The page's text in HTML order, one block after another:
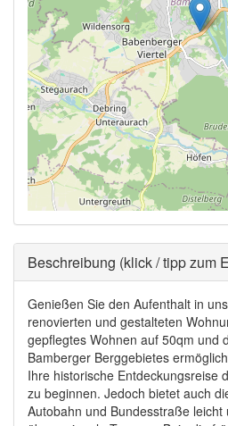
Ausblenden
Beschreibung (klick / tipp zum
Genießen Sie den Aufenthalt in
renovierten und gestalteten
gepflegtes Wohnen auf 50qm und
Bamberger Berggebietes
Ihre historische Entdeckungsreise
zu beginnen. Jedoch bietet auch
Autobahn und Bundesstraße leicht